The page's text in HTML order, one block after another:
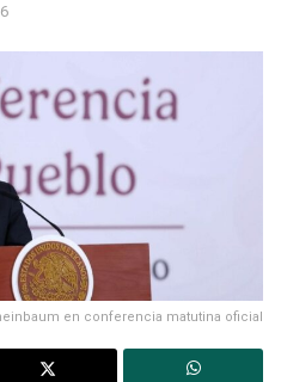
en conferencia matutina oficial